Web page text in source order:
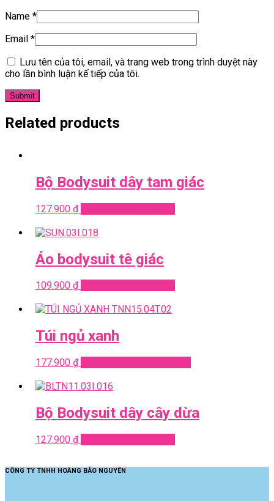
Name *
Email *
Lưu tên của tôi, email, và trang web trong trình duyệt này
cho lần bình luận kế tiếp của tôi.
Related products
Bộ Bodysuit dây tam giác
127.900 ₫
Áo bodysuit tê giác
109.900 ₫
Túi ngủ xanh
177.900 ₫
Bộ Bodysuit dây cây dừa
127.900 ₫
CÔNG TY TNHH HOÀNG BẢO NGUYÊN